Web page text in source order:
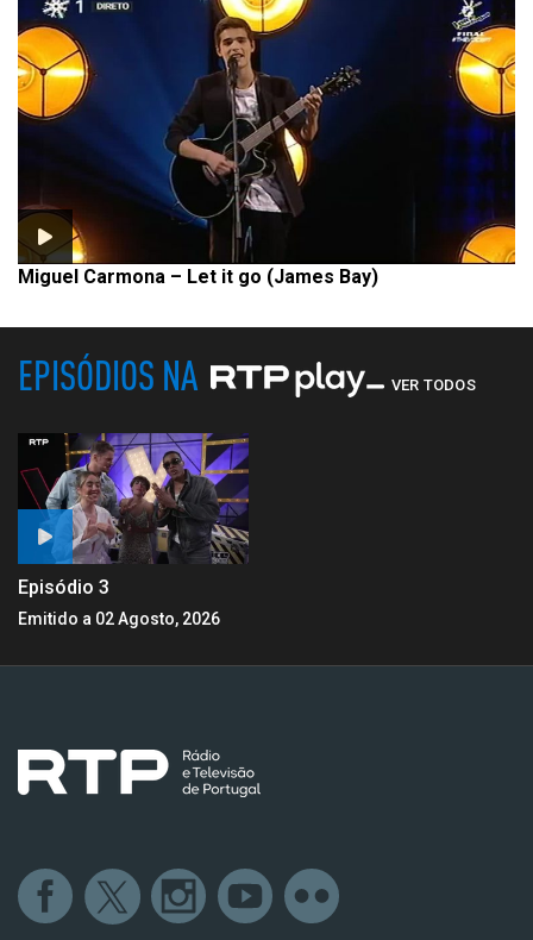
Miguel Carmona – Let it go (James Bay)
EPISÓDIOS NA VER TODOS
Episódio 3
Emitido a 02 Agosto, 2026